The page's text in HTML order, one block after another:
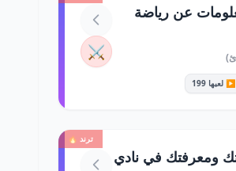
عن رياضة
▶️ لعبها 199
⚔️
ترند 🔥
ومعرفتك في نادي